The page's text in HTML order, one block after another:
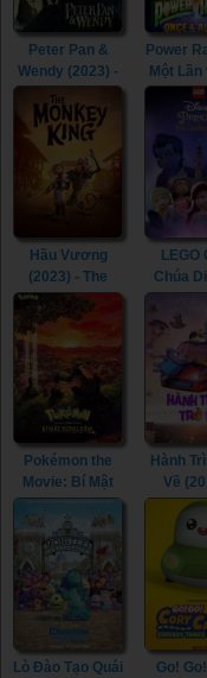
Peter Pan &
Wendy (2023) -
Peter Pan &
Wendy (2023)
Power
Một Lần
Mãi
Mighty
Power
Once &
Hầu Vương
(2023) - The
Monkey King
(2023)
LEGO
Chúa
Nhiệm
Đài
LEGO
Castle
Pokémon the
Movie: Bí Mật
Rừng Rậm
(2020) -
Pokémon the
Movie: Secrets
of the Jungle
(2020)
Hành
Về
Home
Lò Đào Tạo Quái
Go!